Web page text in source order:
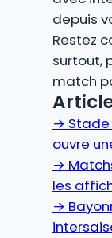
depuis
Restez
surtout,
match
→ Stade
ouvre
→
les
→